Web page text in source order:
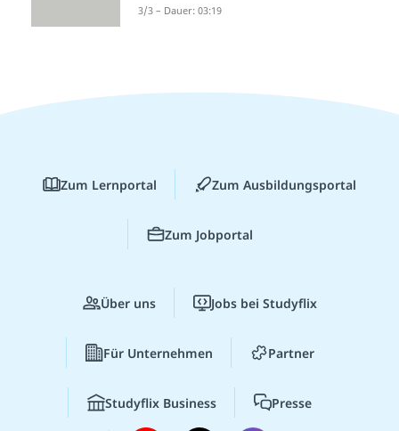
3/3 – Dauer: 03:19
Zum Lernportal Zum Ausbildungsportal
Zum Jobportal
Über uns Jobs bei Studyflix
Für Unternehmen Partner
Studyflix Business Presse